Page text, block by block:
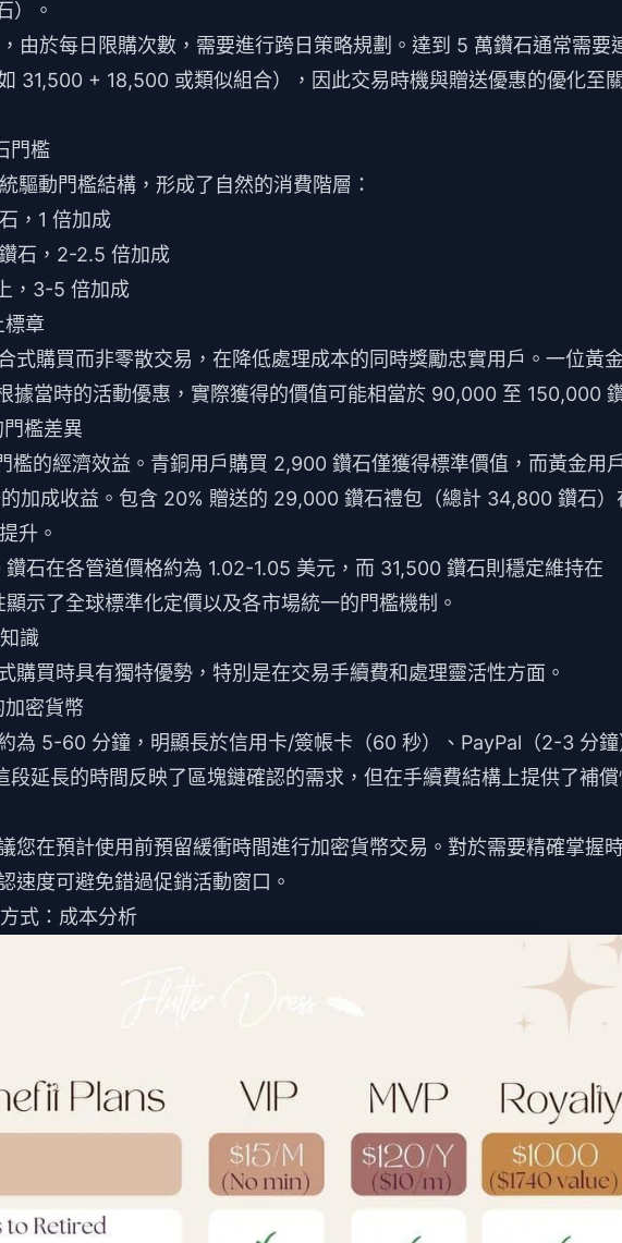
）。
由於每日限購次數，需要進行跨日策略規劃。達到 5 萬鑽石通常需要
31,500 + 18,500 或類似組合），因此交易時機與贈送優惠的優化至
門檻
驅動門檻結構，形成了自然的消費階層：
，1 倍加成
石，2-2.5 倍加成
，3-5 倍加成
標章
式購買而非零散交易，在降低處理成本的同時獎勵忠實用戶。一位黃
據當時的活動優惠，實際獲得的價值可能相當於 90,000 至 150,000
檻差異
檻的經濟效益。青銅用戶購買 2,900 鑽石僅獲得標準價值，而黃金用
加成收益。包含 20% 贈送的 29,000 鑽石禮包（總計 34,800 鑽石）
升。
石在各管道價格約為 1.02-1.05 美元，而 31,500 鑽石則穩定維持在
示了全球標準化定價以及各市場統一的門檻機制。
識
購買時具有獨特優勢，特別是在交易手續費和處理靈活性方面。
密貨幣
為 5-60 分鐘，明顯長於信用卡/簽帳卡（60 秒）、PayPal（2-3 分
段延長的時間反映了區塊鏈確認的需求，但在手續費結構上提供了補
您在預計使用前預留緩衝時間進行加密貨幣交易。對於需要精確掌握
速度可避免錯過促銷活動窗口。
式：成本分析